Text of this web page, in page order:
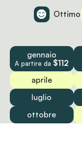
Ottimo
gennaio
A partire da $112
aprile
luglio
ottobre